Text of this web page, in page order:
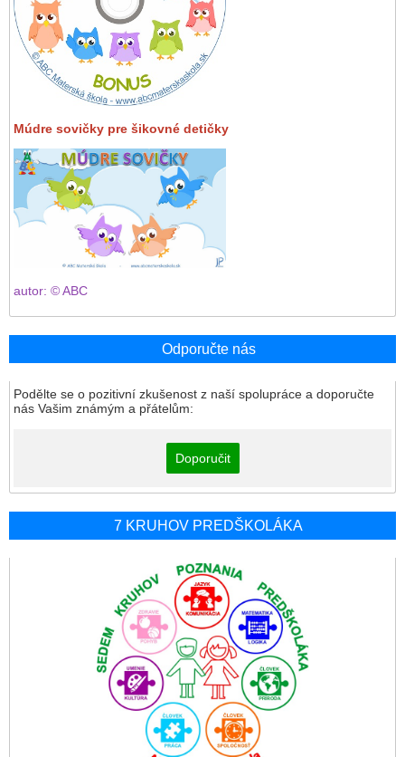
Múdre sovičky pre šikovné detičky
autor: © ABC
Odporučte nás
Podělte se o pozitivní zkušenost z naší spolupráce a doporučte
nás Vašim známým a přátelům:
Doporučit
7 KRUHOV PREDŠKOLÁKA